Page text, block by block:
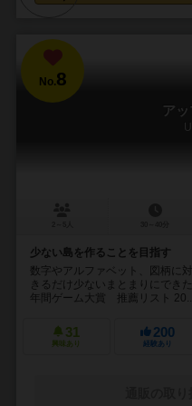
No.8
ア
少ない島を作ることを目指す
数字やアルファベット、図柄に
きるだけ少ないまとまりにでき
年間ゲーム大賞 推薦リスト
31
興味あり
200
経験あり